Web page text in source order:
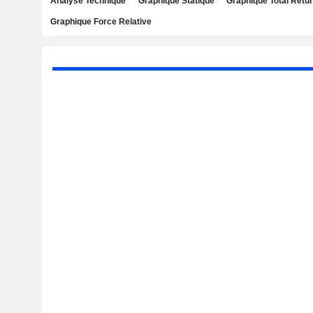
Graphique Force Relative